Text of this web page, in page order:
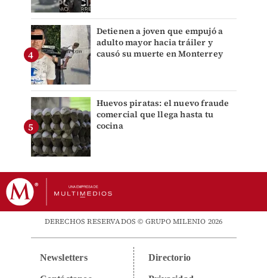
Detienen a joven que empujó a
adulto mayor hacia tráiler y
causó su muerte en Monterrey
Huevos piratas: el nuevo fraude
comercial que llega hasta tu
cocina
DERECHOS RESERVADOS © GRUPO MILENIO 2026
Newsletters Directorio